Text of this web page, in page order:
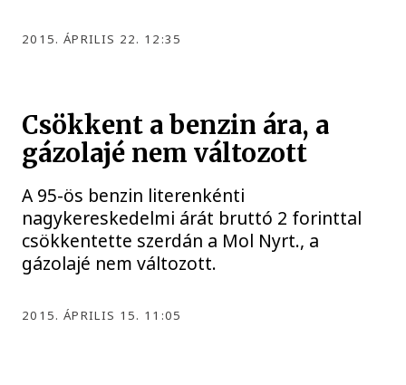
2015. ÁPRILIS 22. 12:35
Csökkent a benzin ára, a
gázolajé nem változott
A 95-ös benzin literenkénti
nagykereskedelmi árát bruttó 2 forinttal
csökkentette szerdán a Mol Nyrt., a
gázolajé nem változott.
2015. ÁPRILIS 15. 11:05